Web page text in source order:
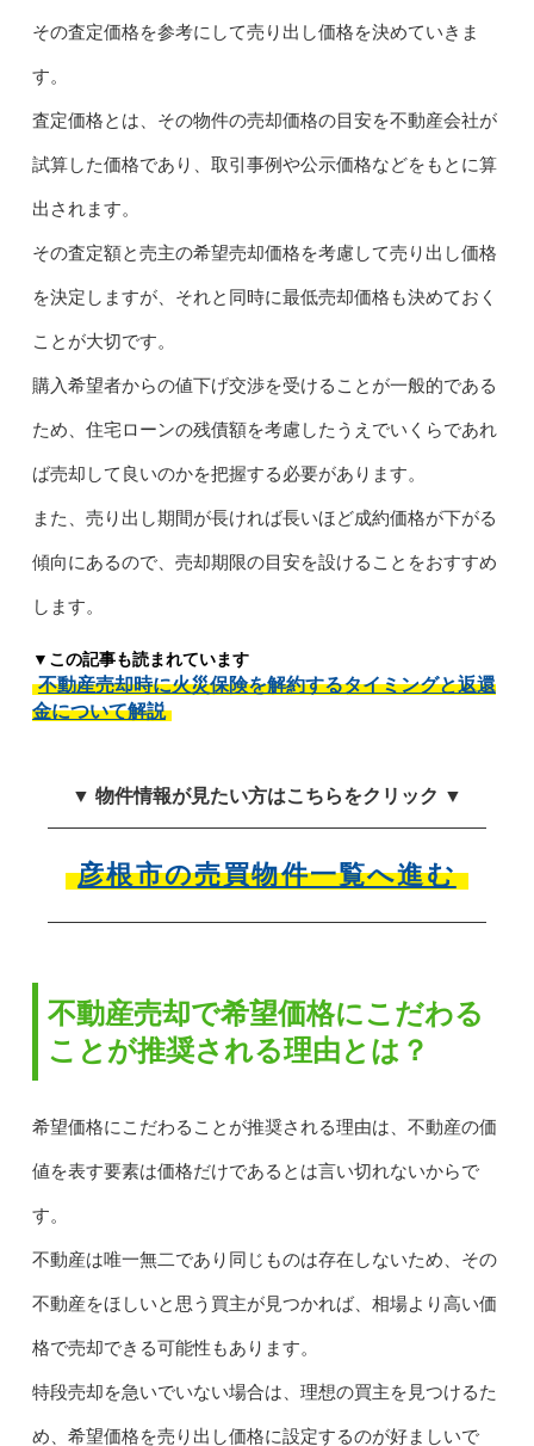
その査定価格を参考にして売り出し価格を決めていきま
す。
査定価格とは、その物件の売却価格の目安を不動産会社が
試算した価格であり、取引事例や公示価格などをもとに算
出されます。
その査定額と売主の希望売却価格を考慮して売り出し価格
を決定しますが、それと同時に最低売却価格も決めておく
ことが大切です。
購入希望者からの値下げ交渉を受けることが一般的である
ため、住宅ローンの残債額を考慮したうえでいくらであれ
ば売却して良いのかを把握する必要があります。
また、売り出し期間が長ければ長いほど成約価格が下がる
傾向にあるので、売却期限の目安を設けることをおすすめ
します。
▼この記事も読まれています
不動産売却時に火災保険を解約するタイミングと返還
金について解説
▼ 物件情報が見たい方はこちらをクリック ▼
彦根市の売買物件一覧へ進む
不動産売却で希望価格にこだわる
ことが推奨される理由とは？
希望価格にこだわることが推奨される理由は、不動産の価
値を表す要素は価格だけであるとは言い切れないからで
す。
不動産は唯一無二であり同じものは存在しないため、その
不動産をほしいと思う買主が見つかれば、相場より高い価
格で売却できる可能性もあります。
特段売却を急いでいない場合は、理想の買主を見つけるた
め、希望価格を売り出し価格に設定するのが好ましいで